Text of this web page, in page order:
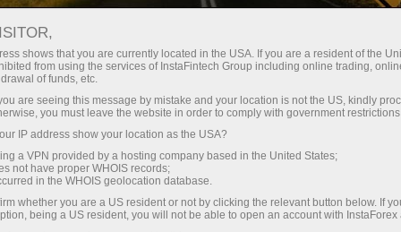
InstaForex-এর সাথে থেকে আপনি সত্যিকারের
লিভারেজ, মার্কেটের সেরা স্প্রেড ও কমিশন এবং
স্টক ও ইনডেক্স ট্রেডিংয়ের জন্য সুবিধাজনক
শর্তাবলী।
প্রতিটি ডিপোজিটে
30% বোনাস
গতির
পরিচয় ট্রেডিংয়ে এবং হাইওয়েতে পাওয়া যায়
shows that you are currently located in the USA. If you are a resident of the
from using the services of InstaFintech Group including online trading,
of funds, etc.
are seeing this message by mistake and your location is not the US, kindly
you must leave the website in order to comply with government
IP address show your location as the USA?
a VPN provided by a hosting company based in the United States;
not have proper WHOIS records;
in the WHOIS geolocation database.
whether you are a US resident or not by clicking the relevant button below. If
being a US resident, you will not be able to open an account with InstaForex